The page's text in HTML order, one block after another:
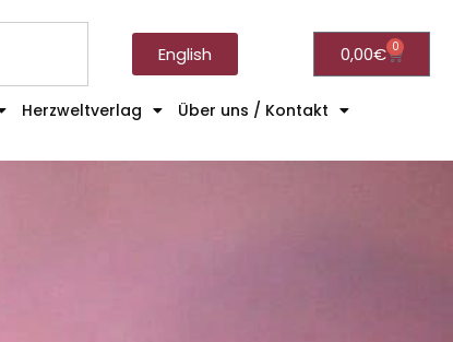
English 0,00€ 0
Herzweltverlag
Über uns / Kontakt